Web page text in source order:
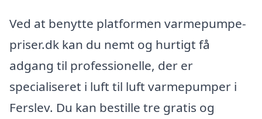
Ved at benytte platformen varmepumpe-
priser.dk kan du nemt og hurtigt få
adgang til professionelle, der er
specialiseret i luft til luft varmepumper i
Ferslev. Du kan bestille tre gratis og